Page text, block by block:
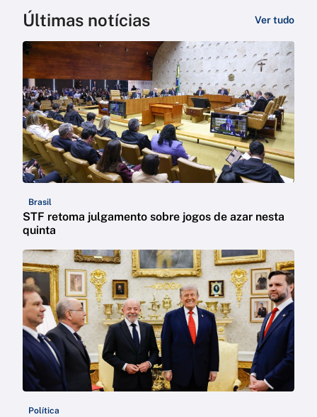
Últimas notícias Ver tudo
Brasil
STF retoma julgamento sobre jogos de azar nesta
quinta
Política